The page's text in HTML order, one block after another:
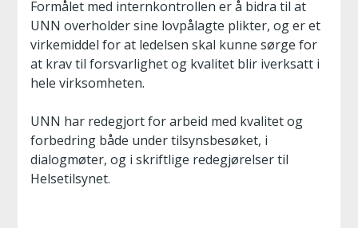
Formålet med internkontrollen er å bidra til at
UNN overholder sine lovpålagte plikter, og er et
virkemiddel for at ledelsen skal kunne sørge for
at krav til forsvarlighet og kvalitet blir iverksatt i
hele virksomheten.
UNN har redegjort for arbeid med kvalitet og
forbedring både under tilsynsbesøket, i
dialogmøter, og i skriftlige redegjørelser til
Helsetilsynet.